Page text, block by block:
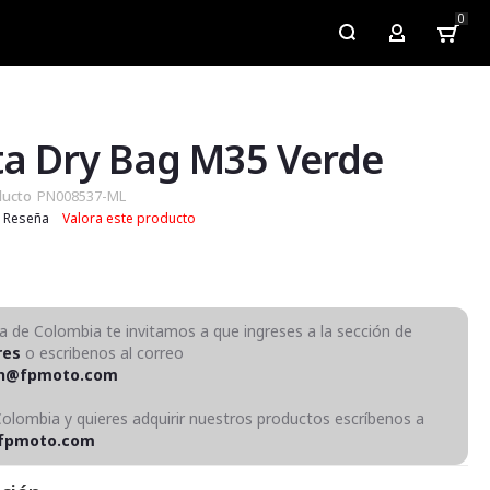
My Account
0
Dry Bag M35 Verde
PN008537-ML
Reseña Valora este producto
de Colombia te invitamos a que ingreses a la sección de
o escribenos al correo
y quieres adquirir nuestros productos escríbenos a